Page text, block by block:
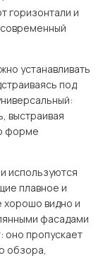
горизонтали и
устанавливать
под
выстраивая
форме
используются
плавное и
видно и
фасадами
оно пропускает
обзора,